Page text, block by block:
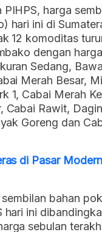
harga
hari ini di
12 komoditas
dengan
Sedang,
Merah Besar,
1, Cabai Merah
Cabai Rawit,
Goreng dan
di Pasar
bahan
hari ini
sebulan